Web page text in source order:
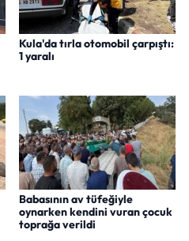
Kula'da tırla otomobil çarpıştı:
1 yaralı
Babasının av tüfeğiyle
oynarken kendini vuran çocuk
toprağa verildi